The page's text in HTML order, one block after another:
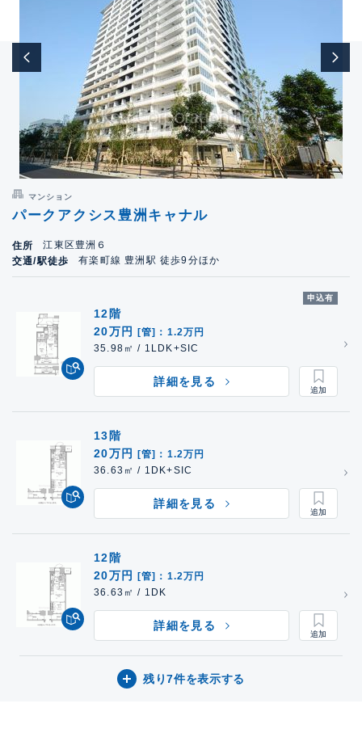
マンション
パークアクシス豊洲キャナル
住所
江東区豊洲６
交通/駅徒歩
有楽町線 豊洲駅 徒歩9分ほか
申込有
12階
20万円
[管]：1.2万円
35.98㎡ / 1LDK+SIC
詳細を見る
13階
20万円
[管]：1.2万円
36.63㎡ / 1DK+SIC
詳細を見る
12階
20万円
[管]：1.2万円
36.63㎡ / 1DK
詳細を見る
残り7件を表示する